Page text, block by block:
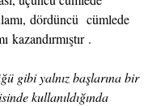
dördüncü cümlede
kazandırmıştır .
gibi yalnız başlarına bir
kullanıldığında